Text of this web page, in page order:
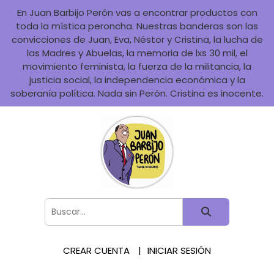
En Juan Barbijo Perón vas a encontrar productos con
toda la mística peroncha. Nuestras banderas son las
convicciones de Juan, Eva, Néstor y Cristina, la lucha de
las Madres y Abuelas, la memoria de lxs 30 mil, el
movimiento feminista, la fuerza de la militancia, la
justicia social, la independencia económica y la
soberanía política. Nada sin Perón. Cristina es inocente.
CREAR CUENTA INICIAR SESIÓN